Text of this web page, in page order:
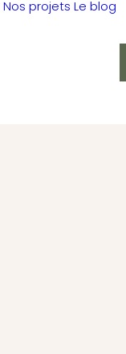
Nos projets Le blog